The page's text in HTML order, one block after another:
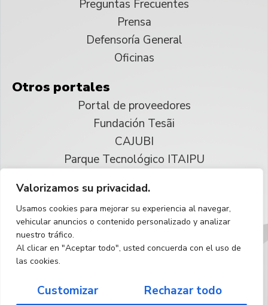
Valorizamos su privacidad.
Usamos cookies para mejorar su experiencia al navegar,
vehicular anuncios o contenido personalizado y analizar
nuestro tráfico.
Al clicar en "Aceptar todo", usted concuerda con el uso de
las cookies.
Customizar Rechazar todo
Preguntas Frecuentes
Prensa
Defensoría General
Oficinas
Otros portales
Portal de proveedores
Fundación Tesãi
CAJUBI
Parque Tecnológico ITAIPU
Reservados todos los derechos
Español